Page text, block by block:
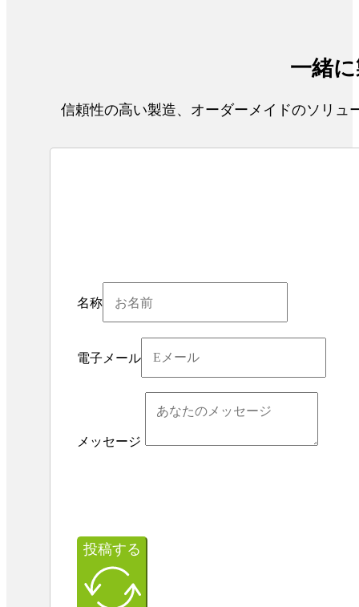
一緒
信頼性の高い製造、オーダーメイドのソリュ
名称
電子メール
メッセージ
投稿する